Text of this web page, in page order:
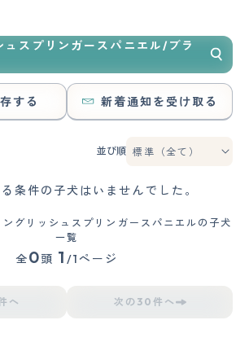
ュスプリンガースパニエル/ブラ
する 新着通知を受け取る
並び順
条件の子犬はいませんでした。
グリッシュスプリンガースパニエルの子犬
一覧
全0頭 1 /1ページ
へ 次の30件へ